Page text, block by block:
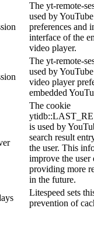
The yt-remote-
used by
preferences and
interface of the
video player.
The yt-remote-
used by
video player
embedded
The cookie
is used by
search result
the user. This
improve the user
providing more
in the future.
Litespeed sets
prevention of